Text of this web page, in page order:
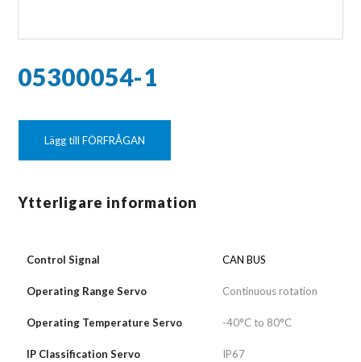
05300054-1
Lägg till FÖRFRÅGAN
Ytterligare information
Control Signal CAN BUS
Operating Range Servo Continuous rotation
Operating Temperature Servo -40°C to 80°C
IP Classification Servo IP67